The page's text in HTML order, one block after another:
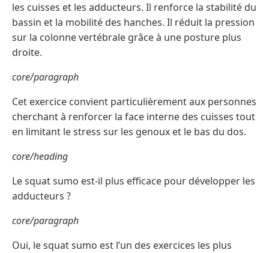
les cuisses et les adducteurs. Il renforce la stabilité du
bassin et la mobilité des hanches. Il réduit la pression
sur la colonne vertébrale grâce à une posture plus
droite.
core/paragraph
Cet exercice convient particulièrement aux personnes
cherchant à renforcer la face interne des cuisses tout
en limitant le stress sur les genoux et le bas du dos.
core/heading
Le squat sumo est-il plus efficace pour développer les
adducteurs ?
core/paragraph
Oui, le squat sumo est l’un des exercices les plus